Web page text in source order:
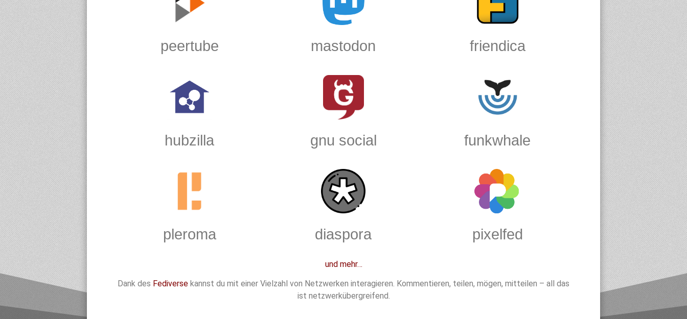
peertube mastodon friendica
hubzilla gnu social funkwhale
pleroma diaspora pixelfed
und mehr…
Dank des Fediverse kannst du mit einer Vielzahl von Netzwerken interagieren. Kommentieren, teilen, mögen, mitteilen – all das
ist netzwerkübergreifend.